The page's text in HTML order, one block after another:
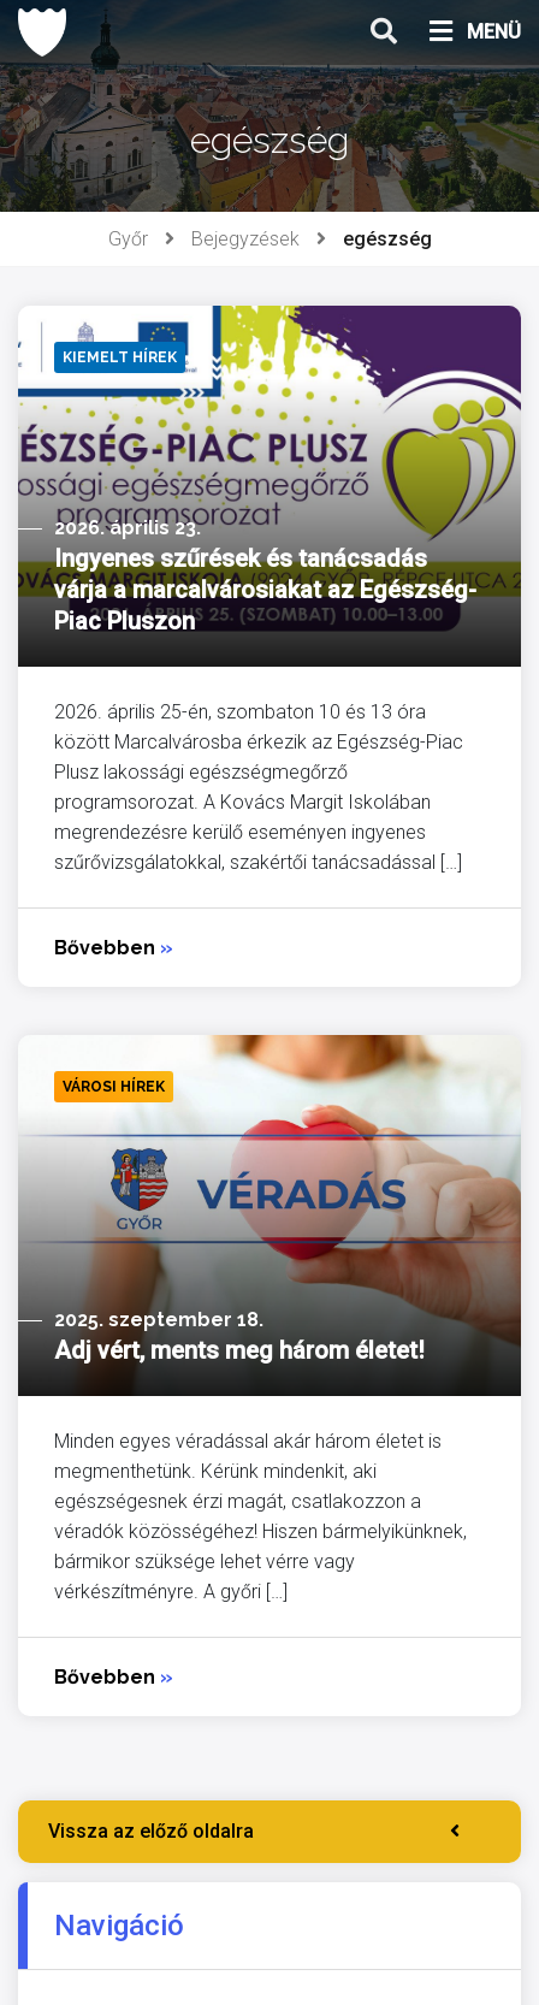
Ugrás
tartalomhoz
MENÜ
egészség
Győr Bejegyzések egészség
KIEMELT HÍREK
2026. április 23.
Ingyenes szűrések és tanácsadás
várja a marcalvárosiakat az Egészség-
Piac Pluszon
2026. április 25-én, szombaton 10 és 13 óra
között Marcalvárosba érkezik az Egészség-Piac
Plusz lakossági egészségmegőrző
programsorozat. A Kovács Margit Iskolában
megrendezésre kerülő eseményen ingyenes
szűrővizsgálatokkal, szakértői tanácsadással […]
Bővebben »
VÁROSI HÍREK
2025. szeptember 18.
Adj vért, ments meg három életet!
Minden egyes véradással akár három életet is
megmenthetünk. Kérünk mindenkit, aki
egészségesnek érzi magát, csatlakozzon a
véradók közösségéhez! Hiszen bármelyikünknek,
bármikor szüksége lehet vérre vagy
vérkészítményre. A győri […]
Bővebben »
Vissza az előző oldalra
Navigáció